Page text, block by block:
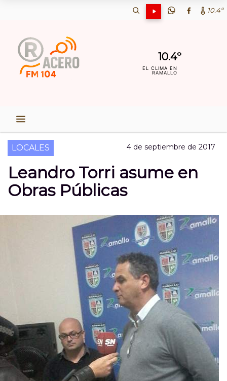
10.4º
10.4º
EL CLIMA EN
RAMALLO
LOCALES 4 de septiembre de 2017
Leandro Torri asume en
Obras Públicas